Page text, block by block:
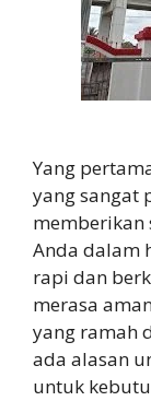
Yang
yang sangat
Anda dalam
rapi dan
merasa
yang ramah
ada alasan
untuk